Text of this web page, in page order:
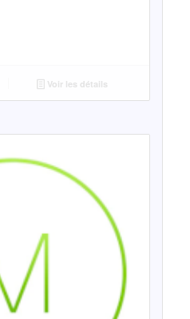
Voir les détails